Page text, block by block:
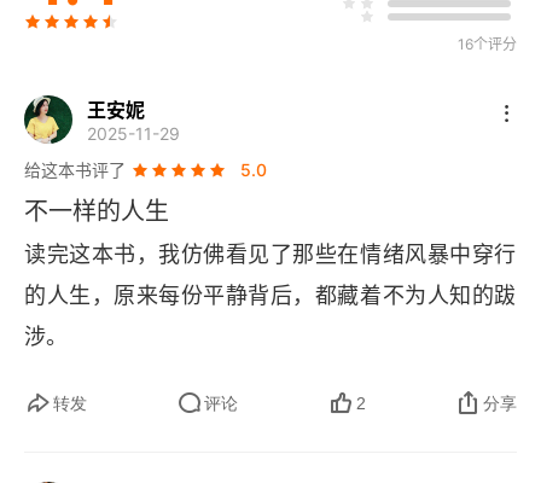
当我怀疑自己有双相情感障碍时，该如何就医？
写情绪日记
要求二次问诊
在他人的陪伴下就医
敢于表达
16个评分
王安妮
2025-11-29
给这本书评了
5.0
不一样的人生
读完这本书，我仿佛看见了那些在情绪风暴中穿行
的人生，原来每份平静背后，都藏着不为人知的跋
涉。
转发 评论 2 分享